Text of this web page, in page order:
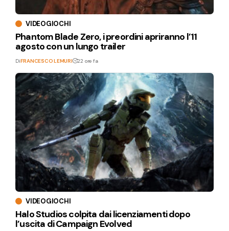
VIDEOGIOCHI
Phantom Blade Zero, i preordini apriranno l’11
agosto con un lungo trailer
DiFRANCESCO LEMURI 22 ore fa
VIDEOGIOCHI
Halo Studios colpita dai licenziamenti dopo
l’uscita di Campaign Evolved